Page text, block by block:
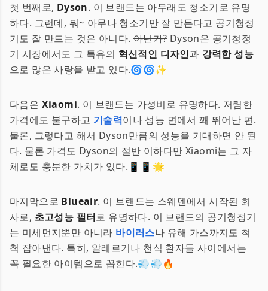
첫 번째로, Dyson. 이 브랜드는 아무래도 청소기로 유명
하다. 그런데, 뭐~ 아무나 청소기만 잘 만든다고 공기청정
기도 잘 만드는 것은 아니다.아닌가?Dyson은 공기청정
기 시장에서도 그 특유의 혁신적인 디자인과 강력한 성능
으로 많은 사랑을 받고 있다.🌀🌀✨
다음은 Xiaomi. 이 브랜드는 가성비로 유명하다. 저렴한
가격에도 불구하고 기술력이나 성능 면에서 꽤 뛰어난 편.
물론, 그렇다고 해서 Dyson만큼의 성능을 기대하면 안 된
다.물론 가격도 Dyson의 절반 이하다만Xiaomi는 그 자
체로도 충분한 가치가 있다.📱📱🌟
마지막으로 Blueair. 이 브랜드는 스웨덴에서 시작된 회
사로, 초고성능 필터로 유명하다. 이 브랜드의 공기청정기
는 미세먼지뿐만 아니라 바이러스나 유해 가스까지도 척
척 잡아낸다. 특히, 알레르기나 천식 환자들 사이에서는
꼭 필요한 아이템으로 꼽힌다.💨💨🔥